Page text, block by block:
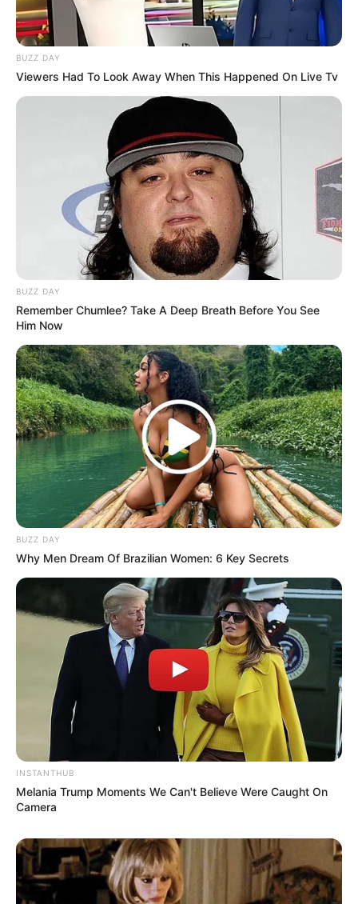
7 September 2022 at 18:06
para pemainnya baru!
Pemain
9/10
10/10
ULASAN
Alamat email Anda tidak akan dipublikasikan. Ruas yang wajib ditandai*
Rating
Cerita
Pemain
Akting
Musik
BUZZ DAY
Viewers Had To Look Away When This Happened On Live Tv
BUZZ DAY
Remember Chumlee? Take A Deep Breath Before You See
Him Now
BUZZ DAY
Why Men Dream Of Brazilian Women: 6 Key Secrets
INSTANTHUB
Melania Trump Moments We Can't Believe Were Caught On
Camera